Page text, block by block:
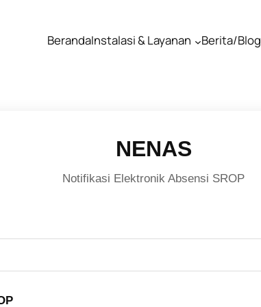
BerandaInstalasi & Layanan Berita/Blog
NENAS
Notifikasi Elektronik Absensi SROP